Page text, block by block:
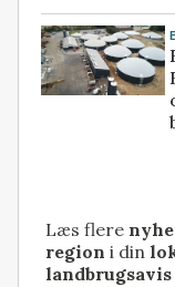
Læs flere
region i din
landbrugsavis